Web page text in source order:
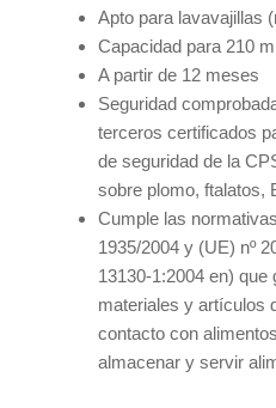
Apto para lavavajillas
Capacidad para 210
A partir de 12 meses
Seguridad
terceros certificados
de seguridad de la
sobre plomo, ftalatos,
Cumple las
1935/2004 y (UE) nº
13130-1:2004 en) que
materiales y artículos
contacto con
almacenar y servir